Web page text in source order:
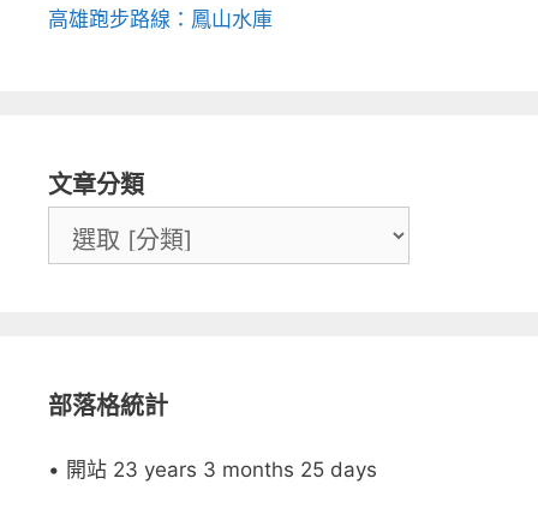
高雄跑步路線：鳳山水庫
文章分類
部落格統計
• 開站 23 years 3 months 25 days